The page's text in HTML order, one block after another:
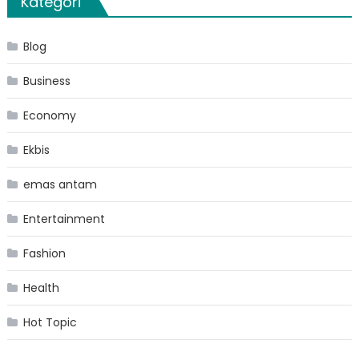
Blog
Business
Economy
Ekbis
emas antam
Entertainment
Fashion
Health
Hot Topic